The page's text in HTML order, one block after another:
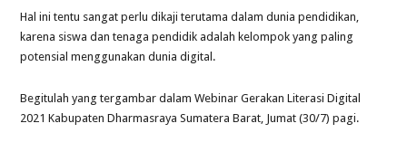
Hal ini tentu sangat perlu dikaji terutama dalam dunia pendidikan,
karena siswa dan tenaga pendidik adalah kelompok yang paling
potensial menggunakan dunia digital.
Begitulah yang tergambar dalam Webinar Gerakan Literasi Digital
2021 Kabupaten Dharmasraya Sumatera Barat, Jumat (30/7) pagi.